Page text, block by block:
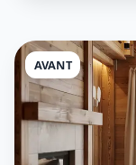
AVANT